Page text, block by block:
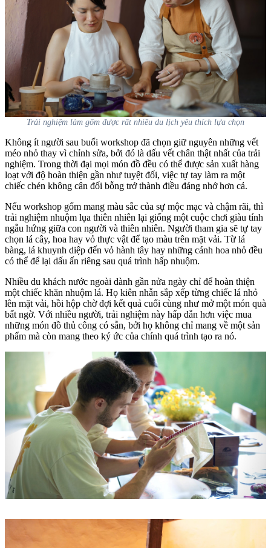
Trải nghiệm làm gốm được rất nhiều du lịch yêu thích lựa chọn
Không ít người sau buổi workshop đã chọn giữ nguyên những vết
méo nhỏ thay vì chỉnh sửa, bởi đó là dấu vết chân thật nhất của trải
nghiệm. Trong thời đại mọi món đồ đều có thể được sản xuất hàng
loạt với độ hoàn thiện gần như tuyệt đối, việc tự tay làm ra một
chiếc chén không cân đối bỗng trở thành điều đáng nhớ hơn cả.
Nếu workshop gốm mang màu sắc của sự mộc mạc và chậm rãi, thì
trải nghiệm nhuộm lụa thiên nhiên lại giống một cuộc chơi giàu tính
ngẫu hứng giữa con người và thiên nhiên. Người tham gia sẽ tự tay
chọn lá cây, hoa hay vỏ thực vật để tạo màu trên mặt vải. Từ lá
bàng, lá khuynh diệp đến vỏ hành tây hay những cánh hoa nhỏ đều
có thể để lại dấu ấn riêng sau quá trình hấp nhuộm.
Nhiều du khách nước ngoài dành gần nửa ngày chỉ để hoàn thiện
một chiếc khăn nhuộm lá. Họ kiên nhẫn sắp xếp từng chiếc lá nhỏ
lên mặt vải, hồi hộp chờ đợi kết quả cuối cùng như mở một món quà
bất ngờ. Với nhiều người, trải nghiệm này hấp dẫn hơn việc mua
những món đồ thủ công có sẵn, bởi họ không chỉ mang về một sản
phẩm mà còn mang theo ký ức của chính quá trình tạo ra nó.